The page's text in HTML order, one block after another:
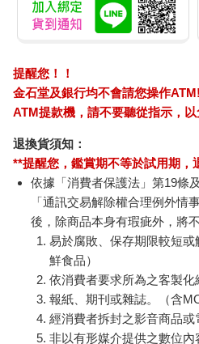
提醒您！！
金石堂及銀行均不會請您操作
ATM提款機，請不要聽從指示，以
退換貨須知：
**提醒您，鑑賞期不等於試用期，
依據「消費者保護法」第19條
「通訊交易解除權合理例外情
後，除商品本身有瑕疵外，將
易於腐敗、保存期限較短
鮮食品）
依消費者要求所為之客製化
報紙、期刊或雜誌。（含
經消費者拆封之影音商品或
非以有形媒介提供之數位